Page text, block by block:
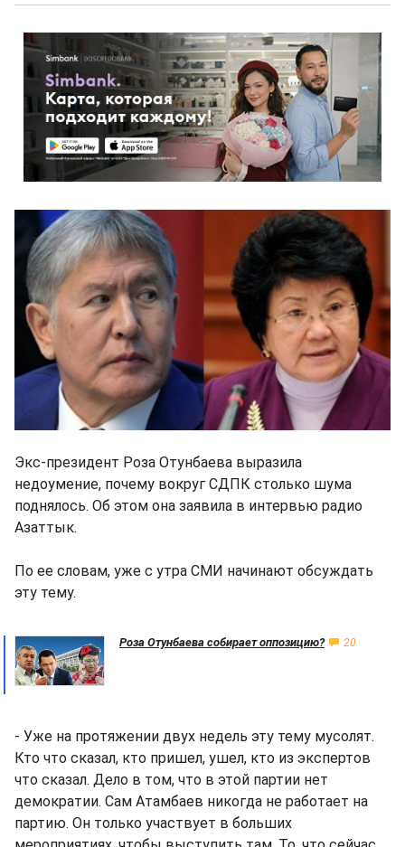
Экс-президент Роза Отунбаева выразила
недоумение, почему вокруг СДПК столько шума
поднялось. Об этом она заявила в интервью радио
Азаттык.
По ее словам, уже с утра СМИ начинают обсуждать
эту тему.
Роза Отунбаева собирает оппозицию? 20
- Уже на протяжении двух недель эту тему мусолят.
Кто что сказал, кто пришел, ушел, кто из экспертов
что сказал. Дело в том, что в этой партии нет
демократии. Сам Атамбаев никогда не работает на
партию. Он только участвует в больших